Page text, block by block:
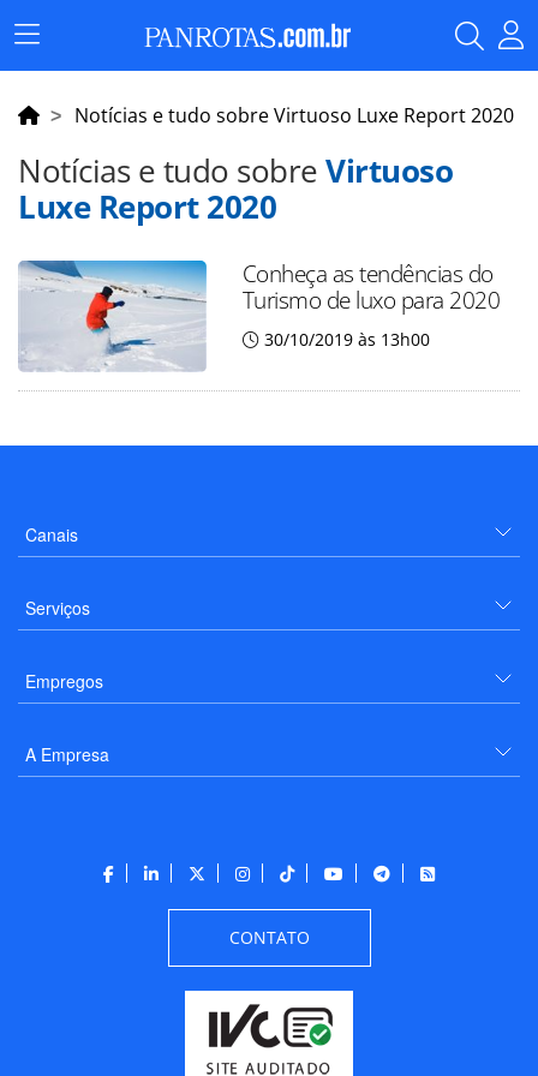
Menu
Principal
Notícias e tudo sobre Virtuoso Luxe Report 2020
Notícias e tudo sobreVirtuoso
Luxe Report 2020
Conheça as tendências do
Turismo de luxo para 2020
30/10/2019 às 13h00
Canais
Serviços
Empregos
A Empresa
CONTATO